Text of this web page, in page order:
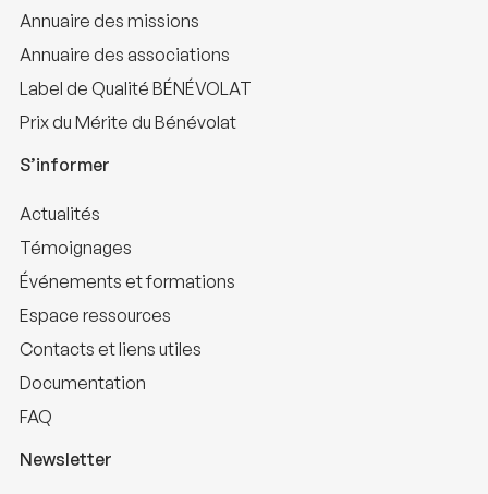
Annuaire des missions
Annuaire des associations
Label de Qualité BÉNÉVOLAT
Prix du Mérite du Bénévolat
S’informer
Actualités
Témoignages
Événements et formations
Espace ressources
Contacts et liens utiles
Documentation
FAQ
Newsletter